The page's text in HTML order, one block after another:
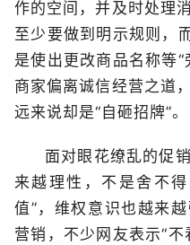
作的空间，并及时处理
至少要做到明示规则，
是使出更改商品名称等“
商家偏离诚信经营之道
远来说却是“自砸招牌”。
面对眼花缭乱的促
来越理性，不是舍不
值”，维权意识也越来
营销，不少网友表示“